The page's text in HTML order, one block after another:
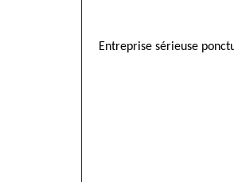
Entreprise sérieuse